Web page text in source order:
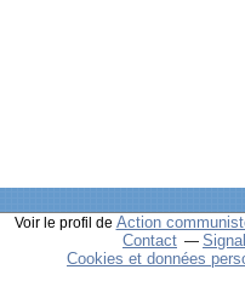
Voir le profil de Action
Contact
Cookies et données